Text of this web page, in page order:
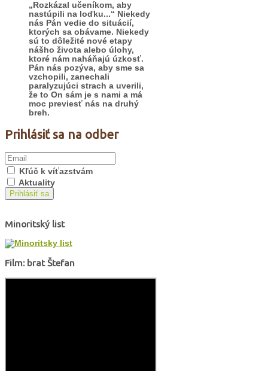
„Rozkázal učeníkom, aby
nastúpili na loďku...“ Niekedy
nás Pán vedie do situácií,
ktorých sa obávame. Niekedy
sú to dôležité nové etapy
nášho života alebo úlohy,
ktoré nám naháňajú úzkosť.
Pán nás pozýva, aby sme sa
vzchopili, zanechali
paralyzujúci strach a uverili,
že to On sám je s nami a má
moc previesť nás na druhý
breh.
Prihlásiť sa na odber
Kľúč k víťazstvám
Aktuality
Prihlásiť sa
Minoritský list
Film: brat Štefan